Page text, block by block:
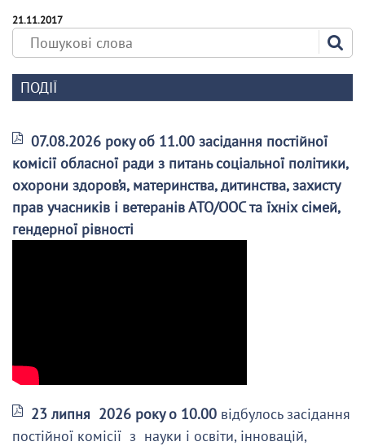
21.11.2017
ПОДІЇ
07.08.2026 року об 11.00 засідання постійної
комісії обласної ради з питань соціальної політики,
охорони здоров’я, материнства, дитинства, захисту
прав учасників і ветеранів АТО/ООС та їхніх сімей,
гендерної рівності
23 липня 2026 року о 10.00 відбулось засідання
постійної комісії з науки і освіти, інновацій,